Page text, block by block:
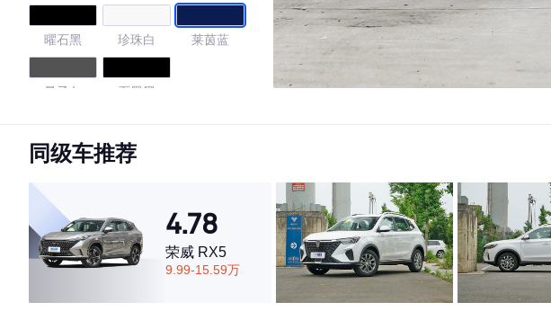
曜石黑 珍珠白 莱茵蓝
量子灰 石墨黑
4.74
·外观表现一般，低于54%同级车
·内饰表现较为优秀，优于77%同级车
·空间表现较为优秀，优于75%同级车
同级车推荐
4.78
荣威 RX5
9.99-15.59万